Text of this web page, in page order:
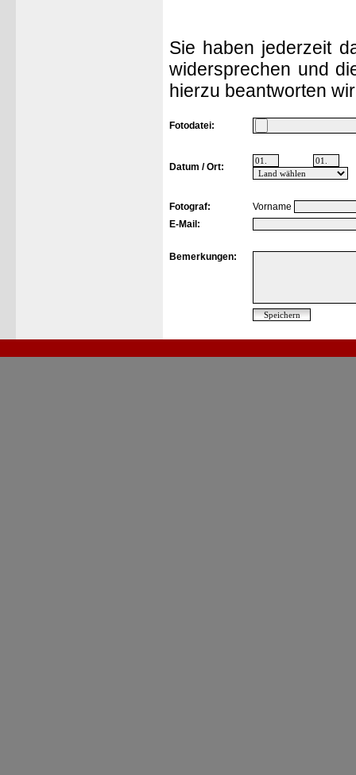
Sie haben jederzeit
widersprechen und
hierzu beantworten
Fotodatei:
Datum / Ort:
Fotograf:
Vorname
E-Mail:
Bemerkungen: